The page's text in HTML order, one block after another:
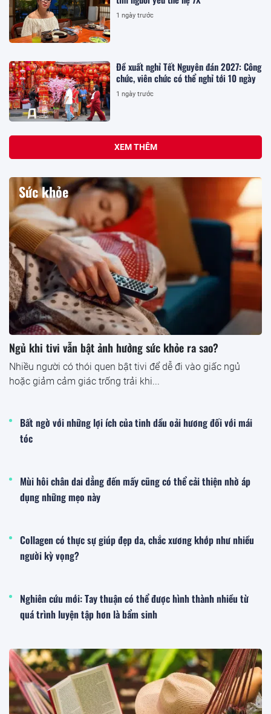
1 ngày trước
Đề xuất nghỉ Tết Nguyên đán 2027: Công
chức, viên chức có thể nghỉ tới 10 ngày
1 ngày trước
XEM THÊM
Sức khỏe
Ngủ khi tivi vẫn bật ảnh hưởng sức khỏe ra sao?
Nhiều người có thói quen bật tivi để dễ đi vào giấc ngủ
hoặc giảm cảm giác trống trải khi...
Bất ngờ với những lợi ích của tinh dầu oải hương đối với mái
tóc
Mùi hôi chân dai dẳng đến mấy cũng có thể cải thiện nhờ áp
dụng những mẹo này
Collagen có thực sự giúp đẹp da, chắc xương khớp như nhiều
người kỳ vọng?
Nghiên cứu mới: Tay thuận có thể được hình thành nhiều từ
quá trình luyện tập hơn là bẩm sinh